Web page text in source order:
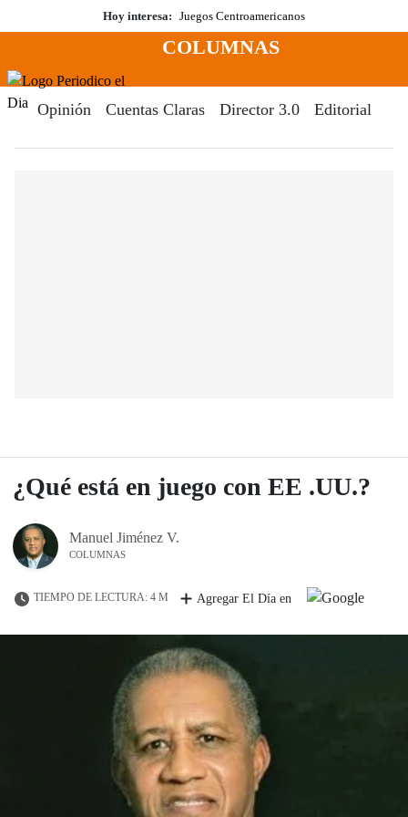
al
Hoy interesa: Juegos Centroamericanos
Menú
COLUMNAS
Opinión Cuentas Claras Director 3.0 Editorial
¿Qué está en juego con EE .UU.?
Manuel Jiménez V.
COLUMNAS
TIEMPO DE LECTURA: 4 M Agregar El Día en